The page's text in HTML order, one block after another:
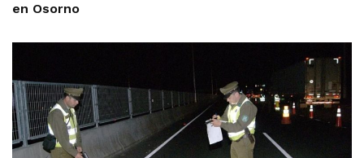
en Osorno